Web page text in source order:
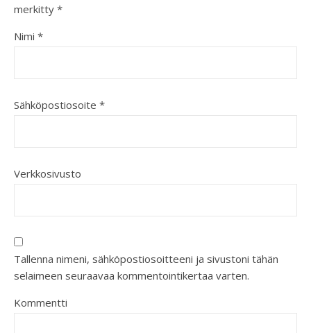
merkitty *
Nimi *
Sähköpostiosoite *
Verkkosivusto
Tallenna nimeni, sähköpostiosoitteeni ja sivustoni tähän
selaimeen seuraavaa kommentointikertaa varten.
Kommentti